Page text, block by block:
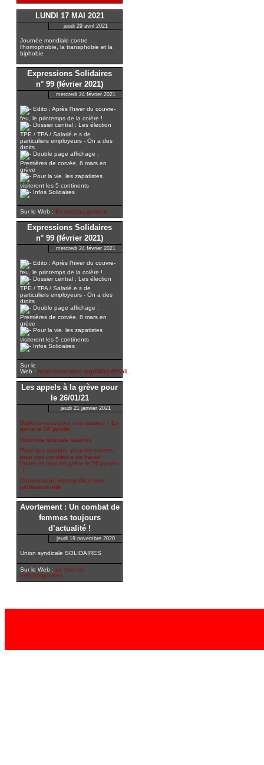
LUNDI 17 MAI 2021
jeudi 29 avril 2021
Journée mondiale contre
l’homophobie, la transphobie et la
biphobie
Expressions Solidaires
n° 99 (février 2021)
mercredi 24 février 2021
Edito : Après l’hiver du couvre-
feu, le printemps de la colère !
Dossier central : Les élection
TPE / TPA / Salarié.e.s de
particuliers employeurs - On a des
droits
Double page affichage :
Premières de corvée, 8 mars en
grève
Pour la vie. les zapatistes
visiteront les 5 continents
Infos Solidaires
Sur le Web : En téléchargement
Expressions Solidaires
n° 99 (février 2021)
mercredi 24 février 2021
Edito : Après l’hiver du couvre-
feu, le printemps de la colère !
Dossier central : Les élection
TPE / TPA / Salarié.e.s de
particuliers employeurs - On a des
droits
Double page affichage :
Premières de corvée, 8 mars en
grève
Pour la vie. les zapatistes
visiteront les 5 continents
Infos Solidaires
Sur le
Web : https://solidaires.org/IMG/pdf/soli...
Les appels à la grève pour
le 26/01/21
jeudi 21 janvier 2021
Battons-nous pour nos salaires ! En
grève le 26 janvier !
Brochure spéciale salaires
Pour nos salaires, pour les postes,
pour nos conditions de travail :
toutes et tous en grève le 26 janvier
!
Communiqué intersyndical voie
professionnelle
Avortement : Un combat de
femmes toujours
d’actualité !
jeudi 19 novembre 2020
Union syndicale SOLIDAIRES
Sur le Web : Le tract en
téléchargement